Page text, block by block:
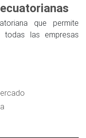
que permite
todas las empresas